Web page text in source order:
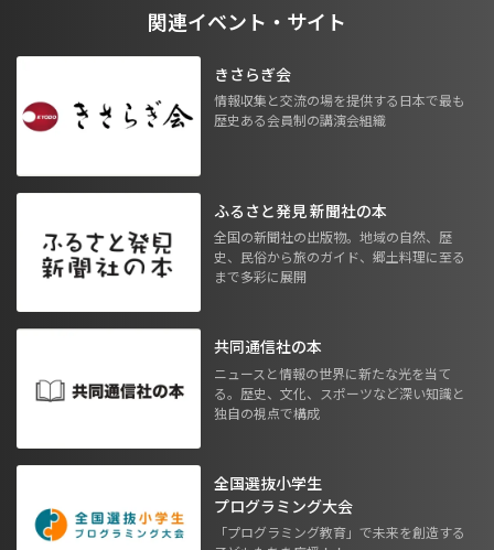
関連イベント・サイト
きさらぎ会
情報収集と交流の場を提供する日本で最も
歴史ある会員制の講演会組織
ふるさと発見 新聞社の本
全国の新聞社の出版物。地域の自然、歴
史、民俗から旅のガイド、郷土料理に至る
まで多彩に展開
共同通信社の本
ニュースと情報の世界に新たな光を当て
る。歴史、文化、スポーツなど深い知識と
独自の視点で構成
全国選抜小学生
プログラミング大会
「プログラミング教育」で未来を創造する